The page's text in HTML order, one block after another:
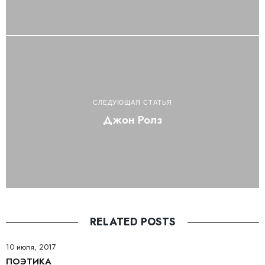
СЛЕДУЮЩАЯ СТАТЬЯ
Джон Ролз
RELATED POSTS
10 июля, 2017
ПОЭТИКА